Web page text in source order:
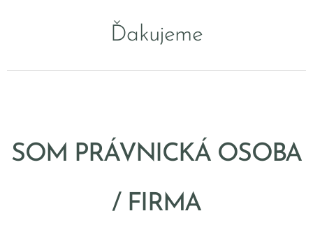
Ďakujeme
SOM PRÁVNICKÁ OSOBA
/ FIRMA